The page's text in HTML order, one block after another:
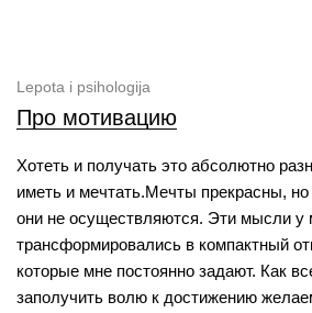
Lepota i psihologija
Про мотивацию
Хотеть и получать это абсолютно
иметь и мечтать.Мечты прекрасны,
они не осуществляются. Эти мысли у
трансформировались в компактный
которые мне постоянно задают. Как
заполучить волю к достижению